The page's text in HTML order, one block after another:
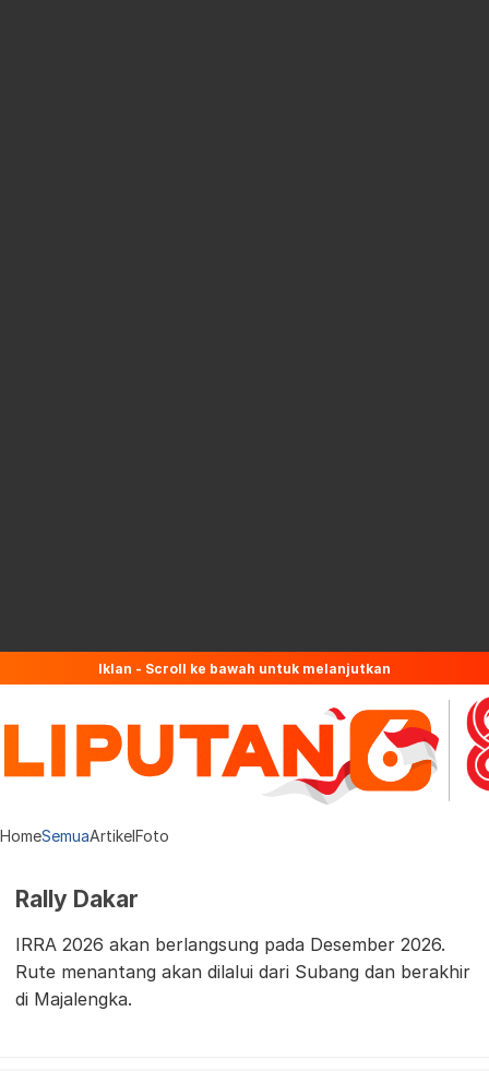
Iklan - Scroll ke bawah untuk melanjutkan
HomeSemuaArtikelFoto
Rally Dakar
IRRA 2026 akan berlangsung pada Desember 2026.
Rute menantang akan dilalui dari Subang dan berakhir
di Majalengka.